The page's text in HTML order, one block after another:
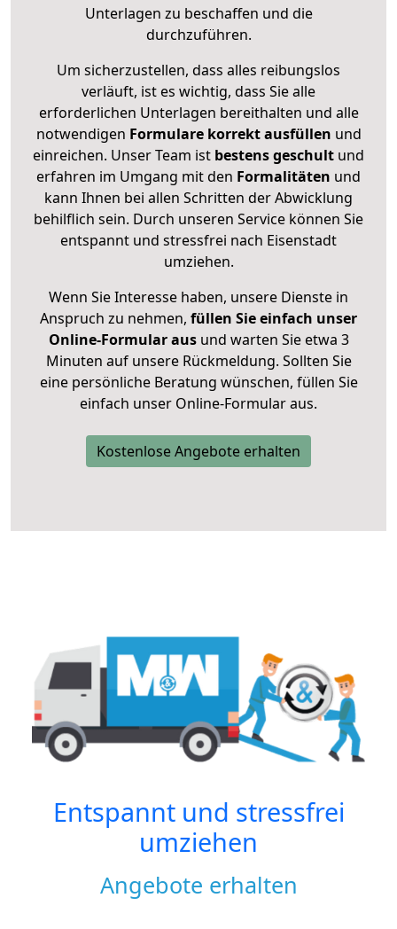
Unterlagen zu beschaffen und die
durchzuführen.
Um sicherzustellen, dass alles reibungslos
verläuft, ist es wichtig, dass Sie alle
erforderlichen Unterlagen bereithalten und alle
notwendigen Formulare korrekt ausfüllen und
einreichen. Unser Team ist bestens geschult und
erfahren im Umgang mit den Formalitäten und
kann Ihnen bei allen Schritten der Abwicklung
behilflich sein. Durch unseren Service können Sie
entspannt und stressfrei nach Eisenstadt
umziehen.
Wenn Sie Interesse haben, unsere Dienste in
Anspruch zu nehmen, füllen Sie einfach unser
Online-Formular ausund warten Sie etwa 3
Minuten auf unsere Rückmeldung. Sollten Sie
eine persönliche Beratung wünschen, füllen Sie
einfach unser Online-Formular aus.
Kostenlose Angebote erhalten
Entspannt und stressfrei
umziehen
Angebote erhalten